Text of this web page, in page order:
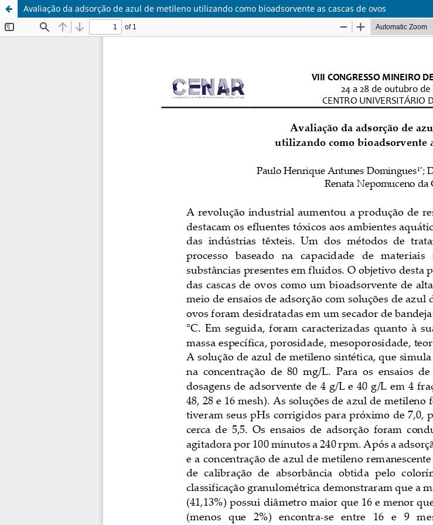
Avaliação da adsorção de azul de metileno utilizando como bioadsorvente as cascas de ovos